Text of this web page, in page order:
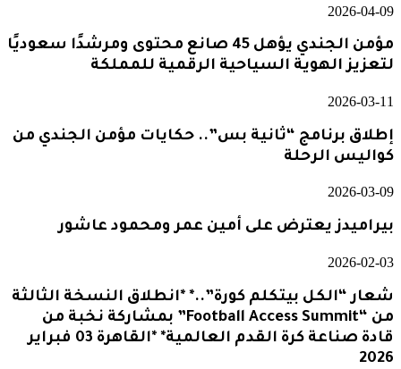
2026-04-09
مؤمن الجندي يؤهل 45 صانع محتوى ومرشدًا سعوديًا
لتعزيز الهوية السياحية الرقمية للمملكة
2026-03-11
إطلاق برنامج “ثانية بس”.. حكايات مؤمن الجندي من
كواليس الرحلة
2026-03-09
بيراميدز يعترض على أمين عمر ومحمود عاشور
2026-02-03
شعار “الكل بيتكلم كورة”..* *انطلاق النسخة الثالثة
من “Football Access Summit” بمشاركة نخبة من
قادة صناعة كرة القدم العالمية* *القاهرة 03 فبراير
2026